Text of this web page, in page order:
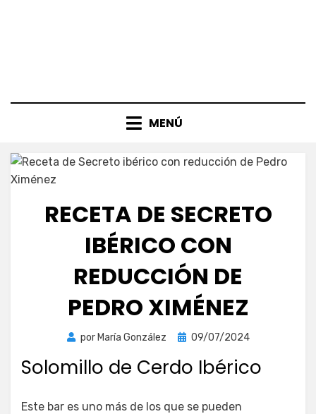
MENÚ
RECETA DE SECRETO
IBÉRICO CON
REDUCCIÓN DE
PEDRO XIMÉNEZ
por María González
Publicada
09/07/2024
Solomillo de Cerdo Ibérico
Este bar es uno más de los que se pueden